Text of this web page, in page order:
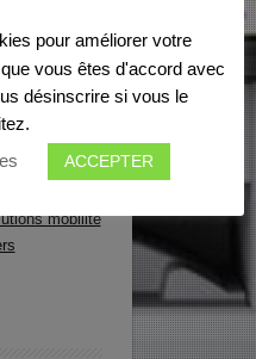
mobilité
pour améliorer votre
vous êtes d'accord avec
désinscrire si vous le
ACCEPTER